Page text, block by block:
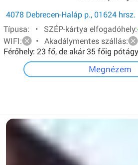
4078 Debrecen-Haláp p., 01624 hrsz.
Típusa: • SZÉP-kártya elfogadóhely:
WIFI:
• Akadálymentes szállás:
Férőhely: 23 fő, de akár 35 főig
főt pedig sátorban tudunk elhelyezni.
Megnézem